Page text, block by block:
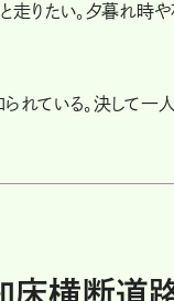
走りたい。夕暮れ時
れている。決して一
床横断道